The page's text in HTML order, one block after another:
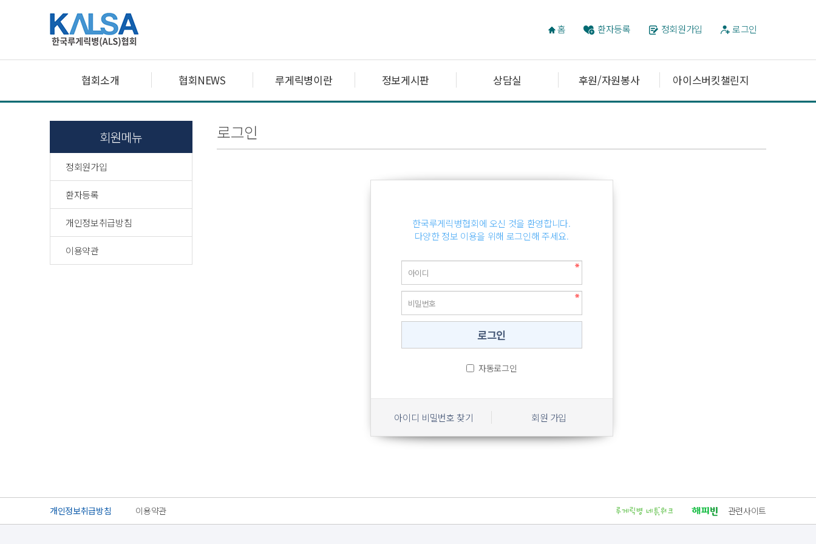
홈 환자등록 정회원가입 로그인
협회소개 협회NEWS 루게릭병이란 정보게시판 상담실 후원/자원봉사 아이스버킷챌린지
회원메뉴
정회원가입
환자등록
개인정보취급방침
이용약관
로그인
한국루게릭병협회에 오신 것을 환영합니다.
다양한 정보 이용을 위해 로그인해 주세요.
자동로그인
아이디 비밀번호 찾기 회원 가입
개인정보취급방침 이용약관 관련사이트